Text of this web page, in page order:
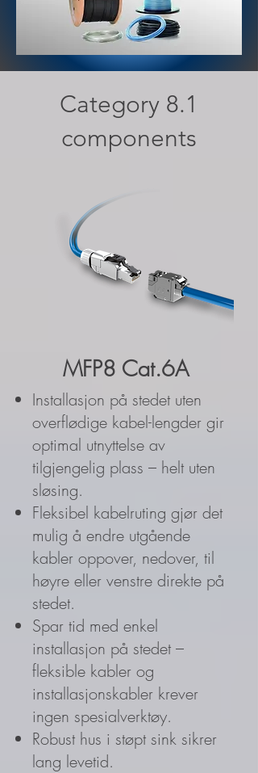
Category 8.1
components
MFP8 Cat.6A
Installasjon på stedet uten
overflødige kabel-lengder gir
optimal utnyttelse av
tilgjengelig plass – helt uten
sløsing.
Fleksibel kabelruting gjør det
mulig å endre utgående
kabler oppover, nedover, til
høyre eller venstre direkte på
stedet.
Spar tid med enkel
installasjon på stedet –
fleksible kabler og
installasjonskabler krever
ingen spesialverktøy.
Robust hus i støpt sink sikrer
lang levetid.